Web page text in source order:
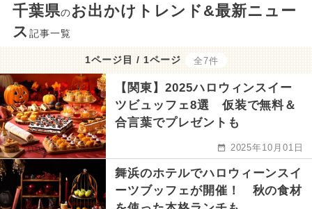
千葉県のお出かけトレンド&最新ニュー
ス 記事一覧
1ページ目 / 1ページ 全7件
【関東】2025ハロウィンスイー
ツビュッフェ8選 仮装で無料＆
合言葉でプレゼントも
2025年10月01日
舞浜のホテルでハロウィーンスイ
ーツブッフェが開催！ 秋の食材